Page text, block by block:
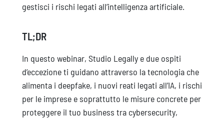
gestisci i rischi legati all’intelligenza artificiale.
TL;DR
In questo webinar, Studio Legally e due ospiti
d’eccezione ti guidano attraverso la tecnologia che
alimenta i deepfake, i nuovi reati legati all’IA, i rischi
per le imprese e soprattutto le misure concrete per
proteggere il tuo business tra cybersecurity,